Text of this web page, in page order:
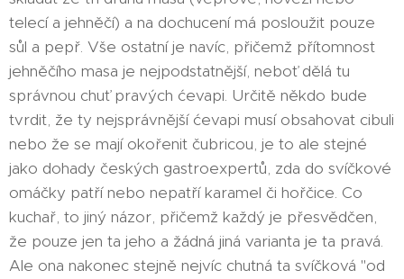
telecí a jehněčí) a na dochucení má posloužit pouze
sůl a pepř. Vše ostatní je navíc, přičemž přítomnost
jehněčího masa je nejpodstatnější, neboť dělá tu
správnou chuť pravých ćevapi. Určitě někdo bude
tvrdit, že ty nejsprávnější ćevapi musí obsahovat cibuli
nebo že se mají okořenit čubricou, je to ale stejné
jako dohady českých gastroexpertů, zda do svíčkové
omáčky patří nebo nepatří karamel či hořčice. Co
kuchař, to jiný názor, přičemž každý je přesvědčen,
že pouze jen ta jeho a žádná jiná varianta je ta pravá.
Ale ona nakonec stejně nejvíc chutná ta svíčková "od